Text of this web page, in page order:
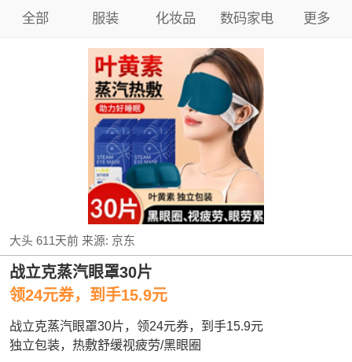
全部 服装 化妆品 数码家电 更多
大头 611天前来源: 京东
战立克蒸汽眼罩30片
领24元券，到手15.9元
战立克蒸汽眼罩30片，领24元券，到手15.9元
独立包装，热敷舒缓视疲劳/黑眼圈